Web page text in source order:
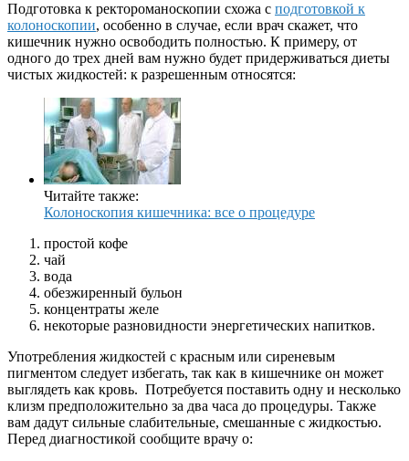
Подготовка к ректороманоскопии схожа с подготовкой к
колоноскопии, особенно в случае, если врач скажет, что
кишечник нужно освободить полностью. К примеру, от
одного до трех дней вам нужно будет придерживаться диеты
чистых жидкостей: к разрешенным относятся:
Читайте также:
Колоноскопия кишечника: все о процедуре
простой кофе
чай
вода
обезжиренный бульон
концентраты желе
некоторые разновидности энергетических напитков.
Употребления жидкостей с красным или сиреневым
пигментом следует избегать, так как в кишечнике он может
выглядеть как кровь. Потребуется поставить одну и несколько
клизм предположительно за два часа до процедуры. Также
вам дадут сильные слабительные, смешанные с жидкостью.
Перед диагностикой сообщите врачу о: